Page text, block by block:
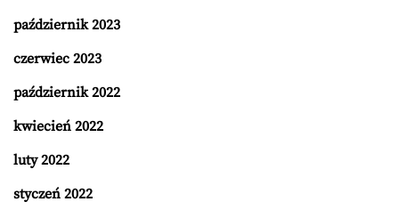
październik 2023
czerwiec 2023
październik 2022
kwiecień 2022
luty 2022
styczeń 2022